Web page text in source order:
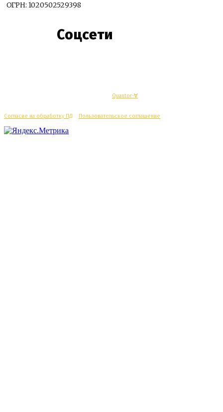
ОГРН: 1020502529398
Соцсети
Quantor-∀
Согласие на обработку ПД Пользовательское соглашение